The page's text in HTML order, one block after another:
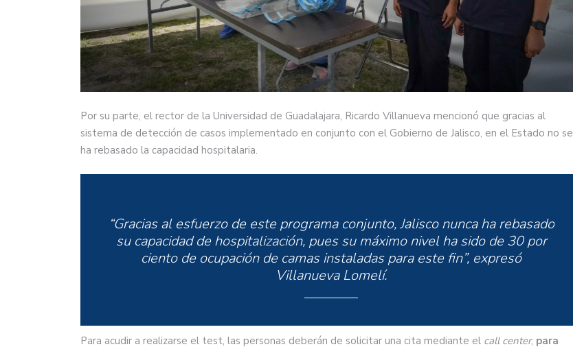
Por su parte, el rector de la Universidad de Guadalajara, Ricardo Villanueva mencionó que gracias al
sistema de detección de casos implementado en conjunto con el Gobierno de Jalisco, en el Estado no se
ha rebasado la capacidad hospitalaria.
“Gracias al esfuerzo de este programa conjunto, Jalisco nunca ha rebasado
su capacidad de hospitalización, pues su máximo nivel ha sido de 30 por
ciento de ocupación de camas instaladas para este fin”, expresó
Villanueva Lomelí.
Para acudir a realizarse el test, las personas deberán de solicitar una cita mediante el call center, para